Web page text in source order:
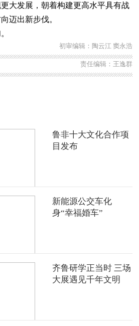
大发展，朝着构建更高水平具有战
迈出新步伐。
初审编辑：陶云江 窦永浩
责任编辑：王逸群
鲁非十大文化合作项
目发布
新能源公交车化
身“幸福婚车”
齐鲁研学正当时 三场
大展遇见千年文明